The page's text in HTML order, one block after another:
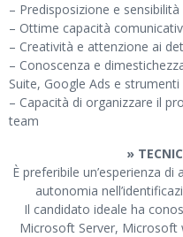
– Predisposizione e
– Ottime capacità
– Creatività e attenzione ai
– Conoscenza e
Suite, Google Ads e strumenti
– Capacità di organizzare il
team
»
È preferibile un’esperienza
autonomia
Il candidato ideale ha
Microsoft Server, Microsoft